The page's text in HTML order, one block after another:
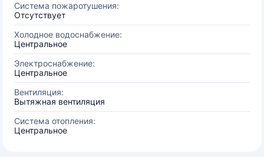
Система пожаротушения:
Отсутствует
Холодное водоснабжение:
Центральное
Электроснабжение:
Центральное
Вентиляция:
Вытяжная вентиляция
Система отопления:
Центральное